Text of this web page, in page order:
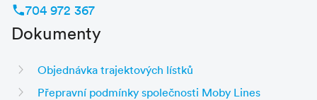
Dokumenty
Objednávka trajektových lístků
Přepravní podmínky společnosti Moby Lines
704 972 367